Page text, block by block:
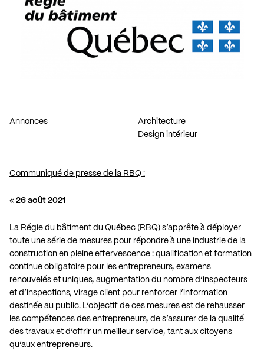
Annonces
Architecture
Design intérieur
Communiqué de presse de la RBQ :
« 26 août 2021
La Régie du bâtiment du Québec (RBQ) s’apprête à déployer
toute une série de mesures pour répondre à une industrie de la
construction en pleine effervescence : qualification et formation
continue obligatoire pour les entrepreneurs, examens
renouvelés et uniques, augmentation du nombre d’inspecteurs
et d’inspections, virage client pour renforcer l’information
destinée au public. L’objectif de ces mesures est de rehausser
les compétences des entrepreneurs, de s’assurer de la qualité
des travaux et d’offrir un meilleur service, tant aux citoyens
qu’aux entrepreneurs.